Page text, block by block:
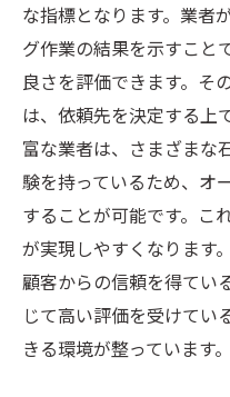
な指標となります。業者
グ作業の結果を示すこと
良さを評価できます。そ
は、依頼先を決定する上
富な業者は、さまざまな
験を持っているため、オ
することが可能です。こ
が実現しやすくなります
顧客からの信頼を得てい
じて高い評価を受けてい
きる環境が整っています。